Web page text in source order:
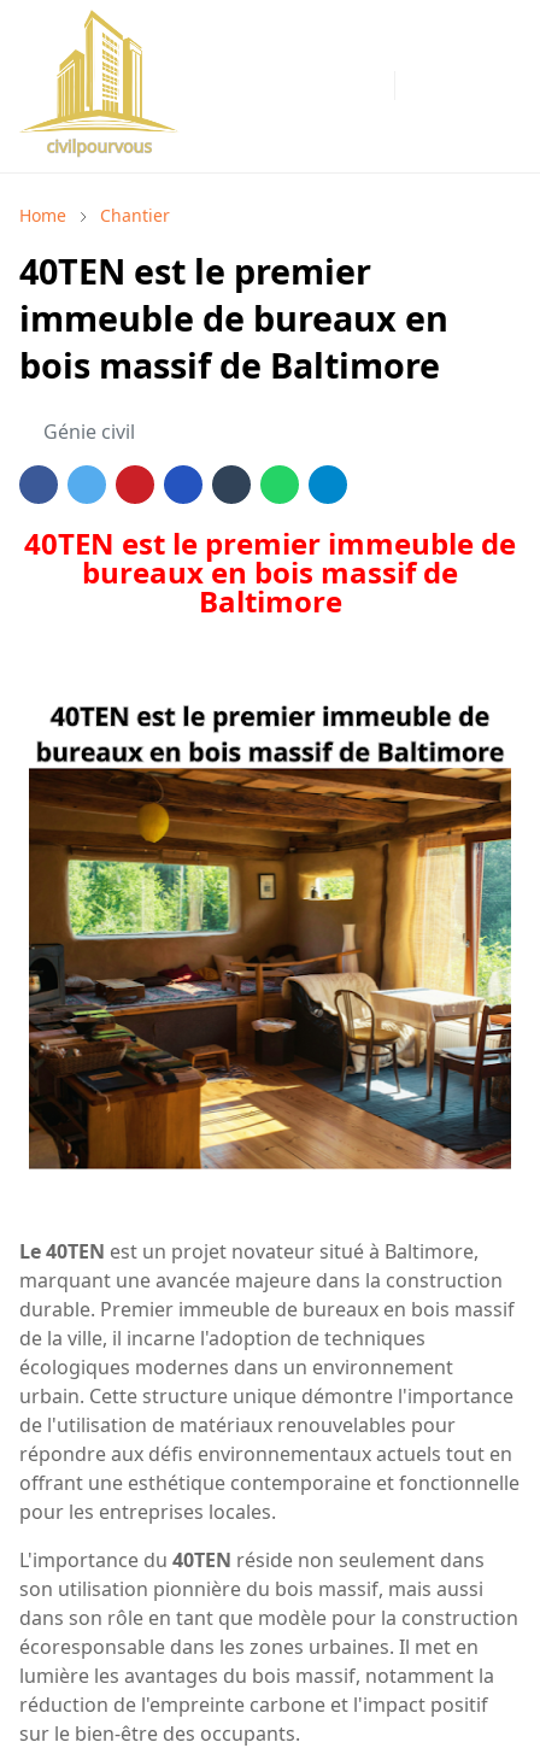
Home Chantier
40TEN est le premier
immeuble de bureaux en
bois massif de Baltimore
Génie civil
40TEN est le premier immeuble de
bureaux en bois massif de
Baltimore
Le 40TEN est un projet novateur situé à Baltimore,
marquant une avancée majeure dans la construction
durable. Premier immeuble de bureaux en bois massif
de la ville, il incarne l'adoption de techniques
écologiques modernes dans un environnement
urbain. Cette structure unique démontre l'importance
de l'utilisation de matériaux renouvelables pour
répondre aux défis environnementaux actuels tout en
offrant une esthétique contemporaine et fonctionnelle
pour les entreprises locales.
L'importance du 40TEN réside non seulement dans
son utilisation pionnière du bois massif, mais aussi
dans son rôle en tant que modèle pour la construction
écoresponsable dans les zones urbaines. Il met en
lumière les avantages du bois massif, notamment la
réduction de l'empreinte carbone et l'impact positif
sur le bien-être des occupants.